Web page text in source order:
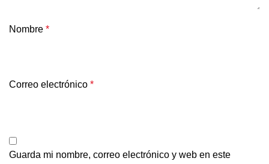
Nombre *
Correo electrónico *
Guarda mi nombre, correo electrónico y web en este